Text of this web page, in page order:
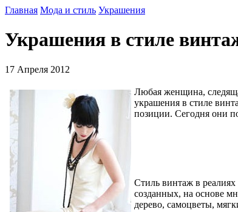
Главная Мода и стиль Украшения
Украшения в стиле
17 Апреля 2012
Любая женщина,
украшения в стиле
позиции. Сегодня они
Стиль винтаж в реалиях
созданных, на основе
дерево, самоцветы,